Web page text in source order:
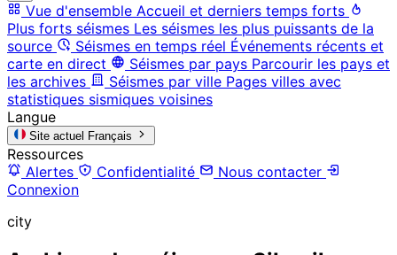
Vue d'ensemble Accueil et derniers temps forts
Plus forts séismes Les séismes les plus puissants de la
source
Séismes en temps réel Événements récents et
carte en direct
Séismes par pays Parcourir les pays et
les archives
Séismes par ville Pages villes avec
statistiques sismiques voisines
Langue
Site actuel Français
Ressources
Alertes
Confidentialité
Nous contacter
Connexion
city